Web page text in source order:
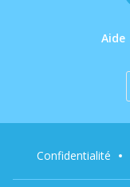
Aide
Confidentialité